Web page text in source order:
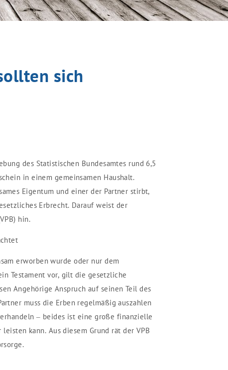
sich
des Statistischen Bundesamtes rund 6,5
in einem gemeinsamen Haushalt.
Eigentum und einer der Partner stirbt,
Erbrecht. Darauf weist der
hin.
erworben wurde oder nur dem
Testament vor, gilt die gesetzliche
Angehörige Anspruch auf seinen Teil des
muss die Erben regelmäßig auszahlen
– beides ist eine große finanzielle
kann. Aus diesem Grund rät der VPB